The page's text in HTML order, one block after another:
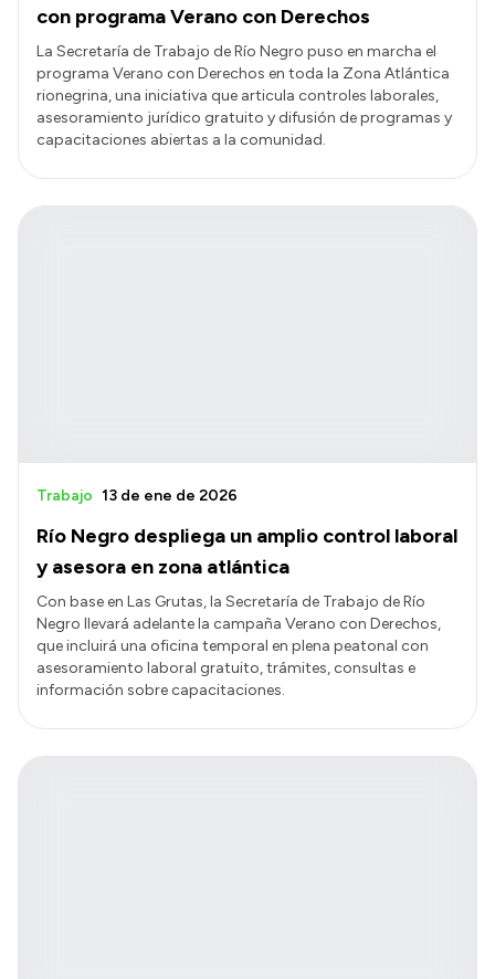
con programa Verano con Derechos
La Secretaría de Trabajo de Río Negro puso en marcha el
programa Verano con Derechos en toda la Zona Atlántica
rionegrina, una iniciativa que articula controles laborales,
asesoramiento jurídico gratuito y difusión de programas y
capacitaciones abiertas a la comunidad.
Río Negro despliega un amplio control laboral
y asesora en zona atlántica
Trabajo 13 de ene de 2026
Con base en Las Grutas, la Secretaría de Trabajo de Río
Negro llevará adelante la campaña Verano con Derechos,
que incluirá una oficina temporal en plena peatonal con
asesoramiento laboral gratuito, trámites, consultas e
información sobre capacitaciones.